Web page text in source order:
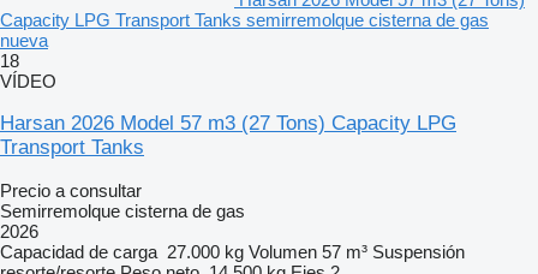
Capacity LPG Transport Tanks semirremolque cisterna de gas
nueva
18
VÍDEO
Harsan 2026 Model 57 m3 (27 Tons) Capacity LPG
Transport Tanks
Precio a consultar
Semirremolque cisterna de gas
2026
Capacidad de carga 27.000 kg Volumen 57 m³ Suspensión